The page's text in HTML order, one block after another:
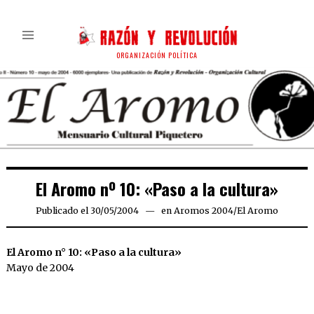
ORGANIZACIÓN POLÍTICA
El Aromo nº 10: «Paso a la cultura»
Publicado el 30/05/200423/07/2026
en Aromos 2004/El Aromo
El Aromo n° 10: «Paso a la cultura»
Mayo de 2004